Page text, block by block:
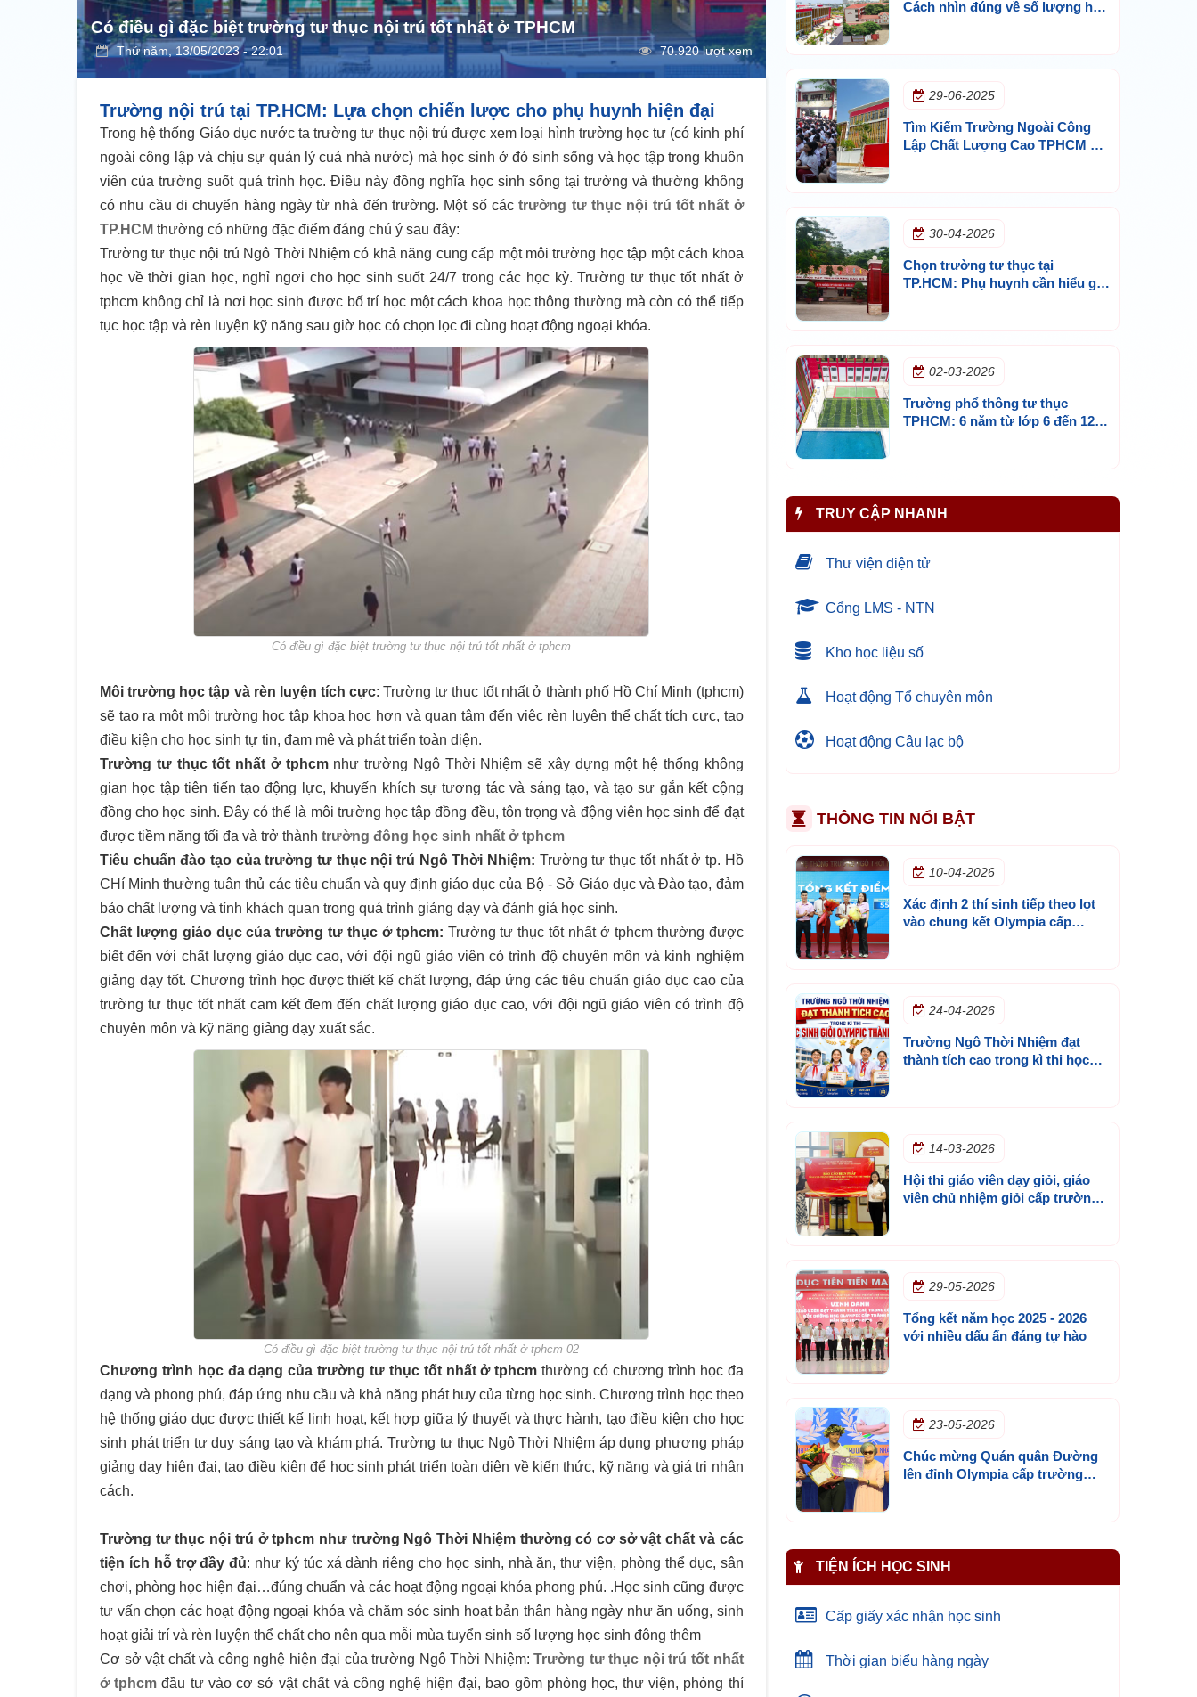
Có điều gì đặc biệt trường tư thục nội trú tốt nhất ở TPHCM
Thứ năm, 13/05/2023 - 22:01 70.920 lượt xem
Trường nội trú tại TP.HCM: Lựa chọn chiến lược cho phụ huynh hiện đại
Trong hệ thống Giáo dục nước ta trường tư thục nội trú được xem loại hình trường học tư (có kinh phí
ngoài công lập và chịu sự quản lý cuả nhà nước) mà học sinh ở đó sinh sống và học tập trong khuôn
viên của trường suốt quá trình học. Điều này đồng nghĩa học sinh sống tại trường và thường không
có nhu cầu di chuyển hàng ngày từ nhà đến trường. Một số cáctrường tư thục nội trú tốt nhất ở
TP.HCM thường có những đặc điểm đáng chú ý sau đây:
Trường tư thục nội trú Ngô Thời Nhiệm có khả năng cung cấp một môi trường học tập một cách khoa
học về thời gian học, nghỉ ngơi cho học sinh suốt 24/7 trong các học kỳ. Trường tư thục tốt nhất ở
tphcm không chỉ là nơi học sinh được bố trí học một cách khoa học thông thường mà còn có thể tiếp
tục học tập và rèn luyện kỹ năng sau giờ học có chọn lọc đi cùng hoạt động ngoại khóa.
Có điều gì đặc biệt trường tư thục nội trú tốt nhất ở tphcm
Môi trường học tập và rèn luyện tích cực: Trường tư thục tốt nhất ở thành phố Hồ Chí Minh (tphcm)
sẽ tạo ra một môi trường học tập khoa học hơn và quan tâm đến việc rèn luyện thể chất tích cực, tạo
điều kiện cho học sinh tự tin, đam mê và phát triển toàn diện.
Trường tư thục tốt nhất ở tphcm như trường Ngô Thời Nhiệm sẽ xây dựng một hệ thống không
gian học tập tiên tiến tạo động lực, khuyến khích sự tương tác và sáng tạo, và tạo sư gắn kết cộng
đồng cho học sinh. Đây có thể là môi trường học tập đồng đều, tôn trọng và động viên học sinh để đạt
được tiềm năng tối đa và trở thành trường đông học sinh nhất ở tphcm
Tiêu chuẩn đào tạo của trường tư thục nội trú Ngô Thời Nhiệm: Trường tư thục tốt nhất ở tp. Hồ
CHí Minh thường tuân thủ các tiêu chuẩn và quy định giáo dục của Bộ - Sở Giáo dục và Đào tạo, đảm
bảo chất lượng và tính khách quan trong quá trình giảng dạy và đánh giá học sinh.
Chất lượng giáo dục của trường tư thục ở tphcm: Trường tư thục tốt nhất ở tphcm thường được
biết đến với chất lượng giáo dục cao, với đội ngũ giáo viên có trình độ chuyên môn và kinh nghiệm
giảng dạy tốt. Chương trình học được thiết kế chất lượng, đáp ứng các tiêu chuẩn giáo dục cao của
trường tư thục tốt nhất cam kết đem đến chất lượng giáo dục cao, với đội ngũ giáo viên có trình độ
chuyên môn và kỹ năng giảng dạy xuất sắc.
Có điều gì đặc biệt trường tư thục nội trú tốt nhất ở tphcm 02
Chương trình học đa dạng của trường tư thục tốt nhất ở tphcm thường có chương trình học đa
dạng và phong phú, đáp ứng nhu cầu và khả năng phát huy của từng học sinh. Chương trình học theo
hệ thống giáo dục được thiết kế linh hoạt, kết hợp giữa lý thuyết và thực hành, tạo điều kiện cho học
sinh phát triển tư duy sáng tạo và khám phá. Trường tư thục Ngô Thời Nhiệm áp dụng phương pháp
giảng dạy hiện đại, tạo điều kiện để học sinh phát triển toàn diện về kiến thức, kỹ năng và giá trị nhân
cách.
Trường tư thục nội trú ở tphcm như trường Ngô Thời Nhiệm thường có cơ sở vật chất và các
tiện ích hỗ trợ đầy đủ: như ký túc xá dành riêng cho học sinh, nhà ăn, thư viện, phòng thể dục, sân
chơi, phòng học hiện đại…đúng chuẩn và các hoạt động ngoại khóa phong phú. .Học sinh cũng được
tư vấn chọn các hoạt động ngoại khóa và chăm sóc sinh hoạt bản thân hàng ngày như ăn uống, sinh
hoạt giải trí và rèn luyện thể chất cho nên qua mỗi mùa tuyển sinh số lượng học sinh đông thêm
Cơ sở vật chất và công nghệ hiện đại của trường Ngô Thời Nhiệm:Trường tư thục nội trú tốt nhất
ở tphcm đầu tư vào cơ sở vật chất và công nghệ hiện đại, bao gồm phòng học, thư viện, phòng thí
Cách nhìn đúng về số lượng học
29-06-2025
Tìm Kiếm Trường Ngoài Công
Lập Chất Lượng Cao TPHCM Ở
30-04-2026
Chọn trường tư thục tại
TP.HCM: Phụ huynh cần hiểu gì
02-03-2026
Trường phổ thông tư thục
TPHCM: 6 năm từ lớp 6 đến 12
TRUY CẬP NHANH
Thư viện điện tử
Cổng LMS - NTN
Kho học liệu số
Hoạt động Tổ chuyên môn
Hoạt động Câu lạc bộ
THÔNG TIN NỔI BẬT
10-04-2026
Xác định 2 thí sinh tiếp theo lọt
vào chung kết Olympia cấp
24-04-2026
Trường Ngô Thời Nhiệm đạt
thành tích cao trong kì thi học
14-03-2026
Hội thi giáo viên dạy giỏi, giáo
viên chủ nhiệm giỏi cấp trường
29-05-2026
Tổng kết năm học 2025 - 2026
với nhiều dấu ấn đáng tự hào
23-05-2026
Chúc mừng Quán quân Đường
lên đỉnh Olympia cấp trường
TIỆN ÍCH HỌC SINH
Cấp giấy xác nhận học sinh
Thời gian biểu hàng ngày